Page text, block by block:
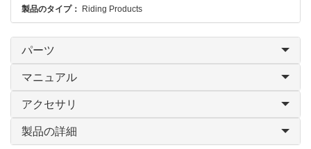
製品のタイプ： Riding Products
パーツ
マニュアル
アクセサリ
製品の詳細